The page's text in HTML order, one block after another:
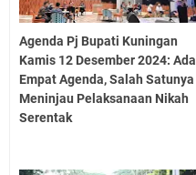
Agenda Pj Bupati Kuningan
Kamis 12 Desember 2024: Ada
Empat Agenda, Salah Satunya
Meninjau Pelaksanaan Nikah
Serentak